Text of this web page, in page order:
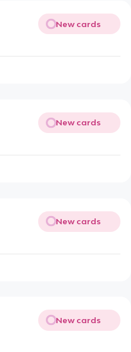
New cards
New cards
New cards
New cards